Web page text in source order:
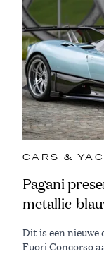
CARS &
Pagani
metallic-
Dit is een
Fuori Concorso